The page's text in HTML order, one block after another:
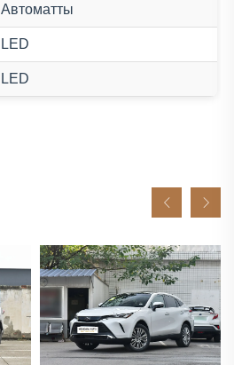
Автоматты
LED
LED